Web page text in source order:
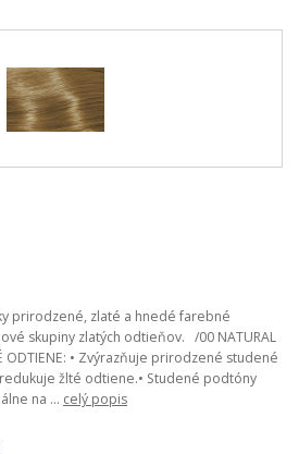
prirodzené, zlaté a hnedé farebné
skupiny zlatých odtieňov. /00 NATURAL
ODTIENE: • Zvýrazňuje prirodzené studené
žlté odtiene.• Studené podtóny
na ... celý popis